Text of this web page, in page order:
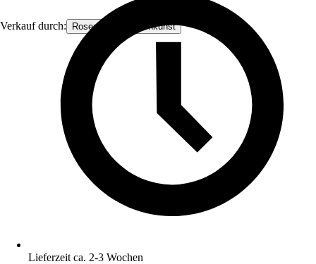
Verkauf durch: Rosenbogen-Gartenkunst
Lieferzeit ca. 2-3 Wochen